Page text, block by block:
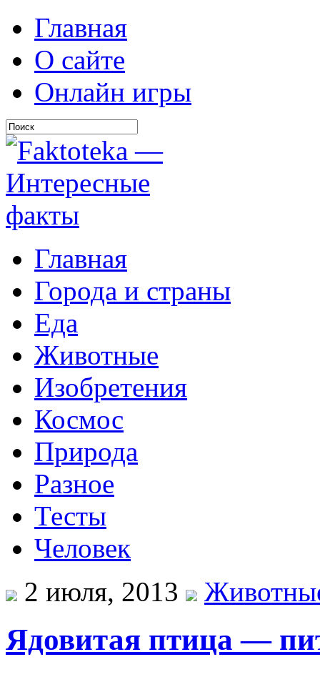
Главная
О сайте
Онлайн игры
Главная
Города и страны
Еда
Животные
Изобретения
Космос
Природа
Разное
Тесты
Человек
2 июля, 2013
Ядовитая птица —